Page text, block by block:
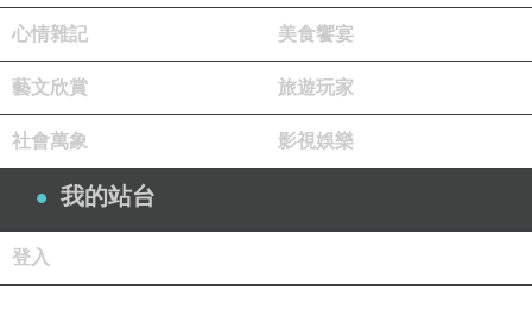
心情雜記 美食饗宴
藝文欣賞 旅遊玩家
社會萬象 影視娛樂
我的站台
登入